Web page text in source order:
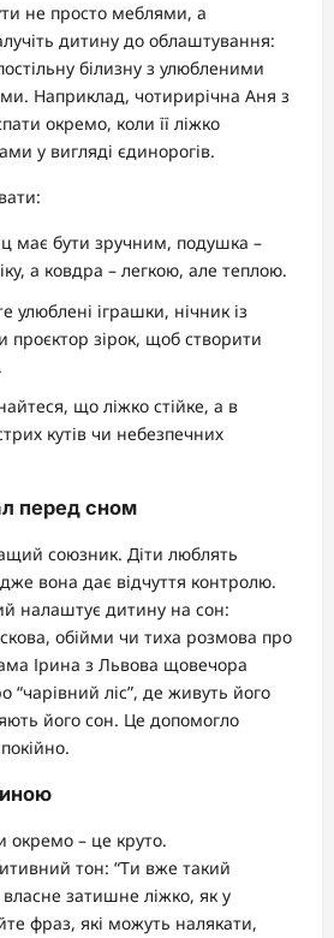
не просто меблями, а
дитину до облаштування:
білизну з улюбленими
Наприклад, чотирирічна Аня з
окремо, коли її ліжко
у вигляді єдинорогів.
має бути зручним, подушка –
а ковдра – легкою, але теплою.
улюблені іграшки, нічник із
проєктор зірок, щоб створити
що ліжко стійке, а в
кутів чи небезпечних
перед сном
союзник. Діти люблять
вона дає відчуття контролю.
налаштує дитину на сон:
обійми чи тиха розмова про
Ірина з Львова щовечора
“чарівний ліс”, де живуть його
його сон. Це допомогло
окремо – це круто.
тон: “Ти вже такий
затишне ліжко, як у
фраз, які можуть налякати,